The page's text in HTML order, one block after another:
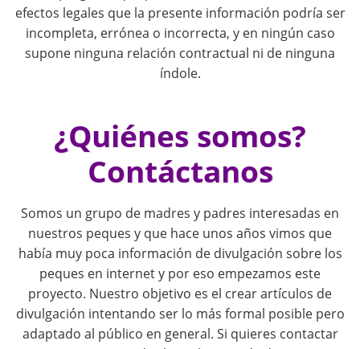
efectos legales que la presente información podría ser
incompleta, errónea o incorrecta, y en ningún caso
supone ninguna relación contractual ni de ninguna
índole.
¿Quiénes somos?
Contáctanos
Somos un grupo de madres y padres interesadas en
nuestros peques y que hace unos años vimos que
había muy poca información de divulgación sobre los
peques en internet y por eso empezamos este
proyecto. Nuestro objetivo es el crear artículos de
divulgación intentando ser lo más formal posible pero
adaptado al público en general. Si quieres contactar